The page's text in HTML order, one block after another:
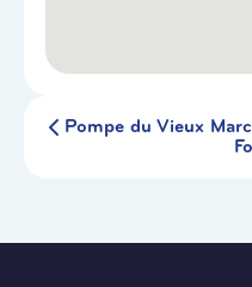
Pompe du Vieux